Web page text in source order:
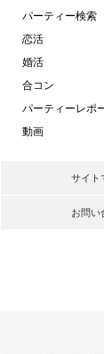
パーティー検索
恋活
婚活
合コン
パーティーレポ
動画
サイト
お問い